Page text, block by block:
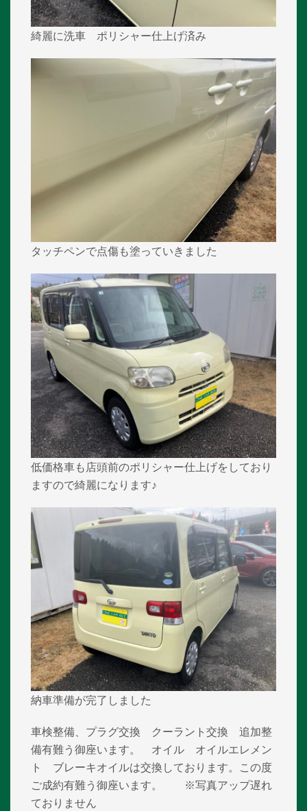
綺麗に洗車 ポリシャー仕上げ済み
タッチペンで点傷も塗っていきました
低価格車も店頭前のポリシャー仕上げをしており
ますので綺麗になります♪
納車準備が完了しました
車検整備、プラグ交換 クーラント交換 追加整
備有難う御座います。 オイル オイルエレメン
ト ブレーキオイルは交換しております。この度
ご成約有難う御座います。 ※写真アップ遅れ
ておりません